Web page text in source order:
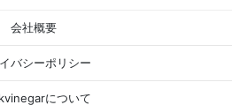
会社概要
バシーポリシー
について